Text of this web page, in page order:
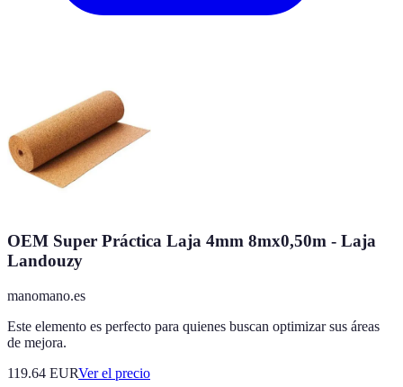
OEM Super Práctica Laja 4mm 8mx0,50m - Laja
Landouzy
manomano.es
Este elemento es perfecto para quienes buscan optimizar sus áreas
de mejora.
119.64 EURVer el precio